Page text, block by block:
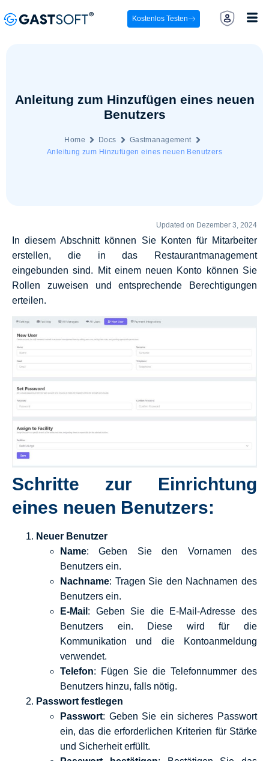
Kostenlos Testen
Anleitung zum Hinzufügen eines neuen
Benutzers
Home Docs
Gastmanagement
Anleitung zum Hinzufügen eines neuen Benutzers
Updated on Dezember 3, 2024
In diesem Abschnitt können Sie Konten für Mitarbeiter
erstellen, die in das Restaurantmanagement
eingebunden sind. Mit einem neuen Konto können Sie
Rollen zuweisen und entsprechende Berechtigungen
erteilen.
Schritte zur Einrichtung
eines neuen Benutzers:
Neuer Benutzer
Name: Geben Sie den Vornamen des
Benutzers ein.
Nachname: Tragen Sie den Nachnamen des
Benutzers ein.
E-Mail : Geben Sie die E-Mail-Adresse des
Benutzers ein. Diese wird für die
Kommunikation und die Kontoanmeldung
verwendet.
Telefon: Fügen Sie die Telefonnummer des
Benutzers hinzu, falls nötig.
Passwort festlegen
Passwort: Geben Sie ein sicheres Passwort
ein, das die erforderlichen Kriterien für Stärke
und Sicherheit erfüllt.